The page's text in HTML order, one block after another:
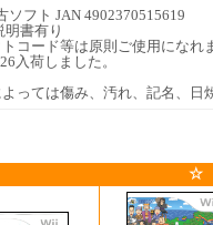
ソフト JAN 4902370515619
明書有り
コード等は原則ご使用になれ
入荷しました。
っては傷み、汚れ、記名、日
☆